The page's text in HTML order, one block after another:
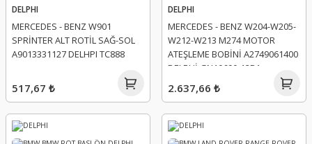
DELPHI
MERCEDES - BENZ W901
SPRİNTER ALT ROTİL SAĞ-SOL
A9013331127 DELHPI TC888
517,67 ₺
DELPHI
MERCEDES - BENZ W204-W205-
W212-W213 M274 MOTOR
ATEŞLEME BOBİNİ A2749061400
DELPHİ GN10690-12B1
2.637,66 ₺